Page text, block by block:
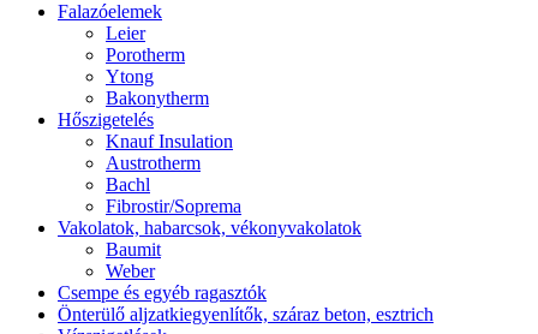
Falazóelemek
Leier
Porotherm
Ytong
Bakonytherm
Hőszigetelés
Knauf Insulation
Austrotherm
Bachl
Fibrostir/Soprema
Vakolatok, habarcsok, vékonyvakolatok
Baumit
Weber
Csempe és egyéb ragasztók
Önterülő aljzatkiegyenlítők, száraz beton, esztrich